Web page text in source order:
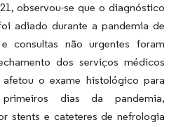
observou-se que o diagnóstico
adiado durante a pandemia de
consultas não urgentes foram
dos serviços médicos
o exame histológico para
dias da pandemia,
stents e cateteres de nefrologia